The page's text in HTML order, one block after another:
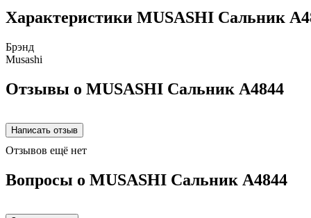
Характеристики MUSASHI Сальник
Брэнд
Musashi
Отзывы о MUSASHI Сальник A4844
Отзывов ещё нет
Вопросы о MUSASHI Сальник A4844